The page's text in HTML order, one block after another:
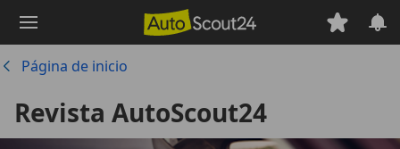
principal
Página de inicio
Revista AutoScout24